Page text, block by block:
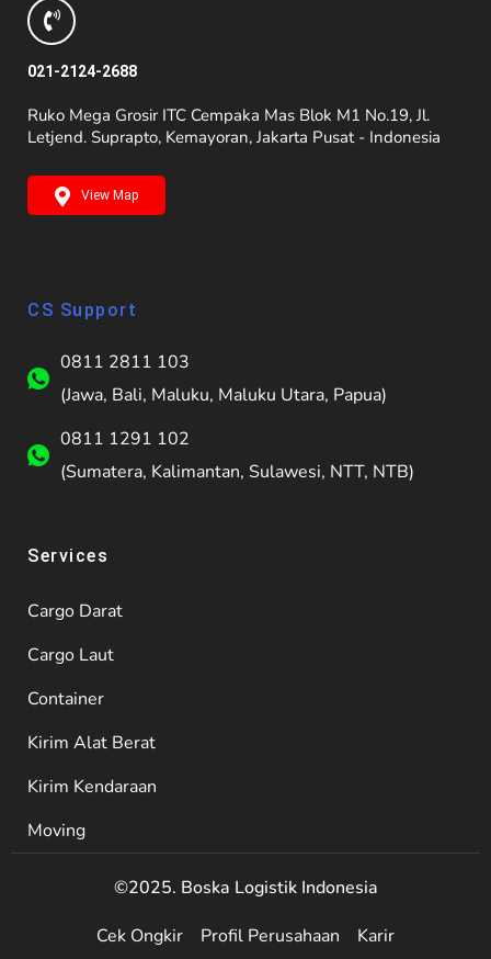
021-2124-2688
Ruko Mega Grosir ITC Cempaka Mas Blok M1 No.19, Jl.
Letjend. Suprapto, Kemayoran, Jakarta Pusat - Indonesia
View Map
CS Support
0811 2811 103
(Jawa, Bali, Maluku, Maluku Utara, Papua)
0811 1291 102
(Sumatera, Kalimantan, Sulawesi, NTT, NTB)
Services
Cargo Darat
Cargo Laut
Container
Kirim Alat Berat
Kirim Kendaraan
Moving
©2025. Boska Logistik Indonesia
Cek Ongkir
Profil Perusahaan
Karir